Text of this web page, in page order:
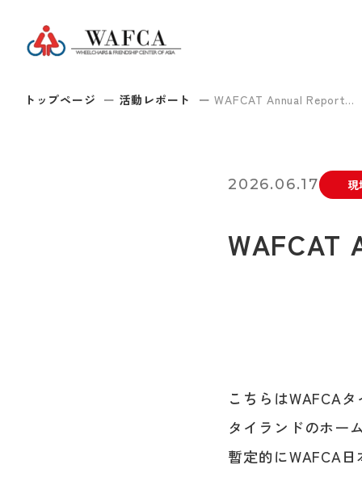
トップページ 活動レポート WAFCAT Annual Report...
2026.06.17 現
WAFCAT
こちらはWAFCA
タイランドのホー
暫定的にWAFCA